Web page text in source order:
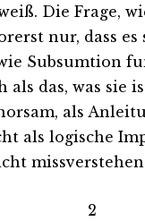
Die Frage,
nur, dass
Subsumtion
als das, was sie
als
als logische
2